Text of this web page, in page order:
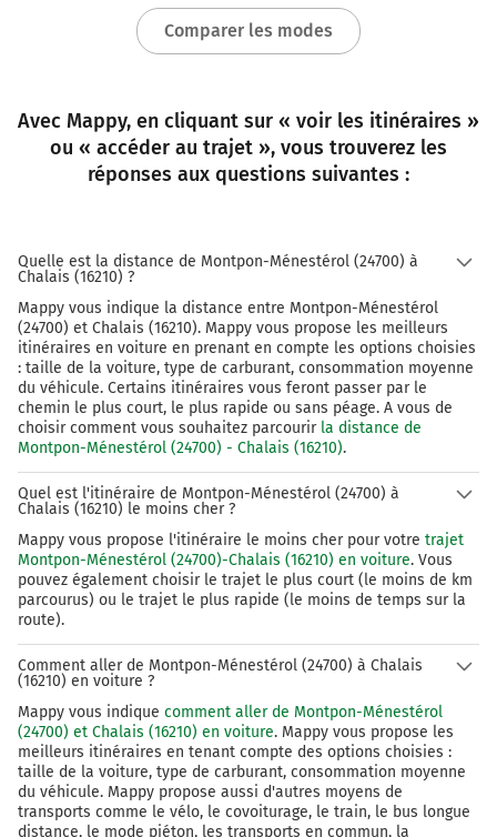
Comparer les modes
Avec Mappy, en cliquant sur « voir les itinéraires »
ou « accéder au trajet », vous trouverez les
réponses aux questions suivantes :
Quelle est la distance de Montpon-Ménestérol (24700) à
Chalais (16210) ?
Mappy vous indique la distance entre Montpon-Ménestérol
(24700) et Chalais (16210). Mappy vous propose les meilleurs
itinéraires en voiture en prenant en compte les options choisies
: taille de la voiture, type de carburant, consommation moyenne
du véhicule. Certains itinéraires vous feront passer par le
chemin le plus court, le plus rapide ou sans péage. A vous de
choisir comment vous souhaitez parcourir la distance de
Montpon-Ménestérol (24700) - Chalais (16210).
Quel est l'itinéraire de Montpon-Ménestérol (24700) à
Chalais (16210) le moins cher ?
Mappy vous propose l'itinéraire le moins cher pour votre trajet
Montpon-Ménestérol (24700)-Chalais (16210) en voiture. Vous
pouvez également choisir le trajet le plus court (le moins de km
parcourus) ou le trajet le plus rapide (le moins de temps sur la
route).
Comment aller de Montpon-Ménestérol (24700) à Chalais
(16210) en voiture ?
Mappy vous indique comment aller de Montpon-Ménestérol
(24700) et Chalais (16210) en voiture. Mappy vous propose les
meilleurs itinéraires en tenant compte des options choisies :
taille de la voiture, type de carburant, consommation moyenne
du véhicule. Mappy propose aussi d'autres moyens de
transports comme le vélo, le covoiturage, le train, le bus longue
distance, le mode piéton, les transports en commun, la